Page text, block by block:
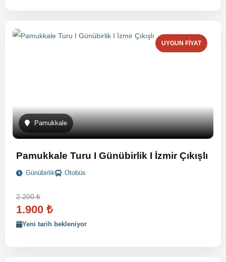
Pamukkale
UYGUN FIYAT
Pamukkale Turu I Günübirlik I İzmir Çıkışlı
Günübirlik Otobüs
2.200₺
1.900 ₺
Yeni tarih bekleniyor